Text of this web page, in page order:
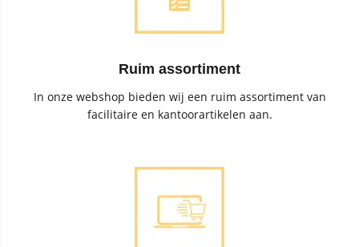
Ruim assortiment
In onze webshop bieden wij een ruim assortiment van
facilitaire en kantoorartikelen aan.